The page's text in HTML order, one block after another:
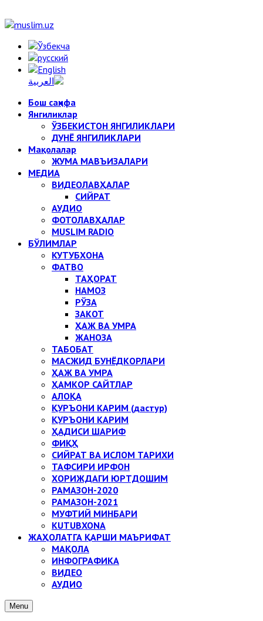
Бош саҳифа
Янгиликлар
ЎЗБЕКИСТОН ЯНГИЛИКЛАРИ
ДУНЁ ЯНГИЛИКЛАРИ
Мақолалар
ЖУМА МАВЪИЗАЛАРИ
МЕДИА
ВИДЕОЛАВҲАЛАР
СИЙРАТ
АУДИО
ФОТОЛАВҲАЛАР
MUSLIM RADIO
БЎЛИМЛАР
КУТУБХОНА
ФАТВО
ТАҲОРАТ
НАМОЗ
РЎЗА
ЗАКОТ
ҲАЖ ВА УМРА
ЖАНОЗА
ТАБОБАТ
МАСЖИД БУНЁДКОРЛАРИ
ҲАЖ ВА УМРА
ҲАМКОР САЙТЛАР
АЛОҚА
ҚУРЪОНИ КАРИМ (дастур)
ҚУРЪОНИ КАРИМ
ҲАДИСИ ШАРИФ
ФИҚҲ
СИЙРАТ ВА ИСЛОМ ТАРИХИ
ТАФСИРИ ИРФОН
ХОРИЖДАГИ ЮРТДОШИМ
РАМАЗОН-2020
РАМАЗОН-2021
МУФТИЙ МИНБАРИ
KUTUBXONA
ЖАҲОЛАТГА ҚАРШИ МАЪРИФАТ
МАҚОЛА
ИНФОГРАФИКА
ВИДЕО
АУДИО
Menu